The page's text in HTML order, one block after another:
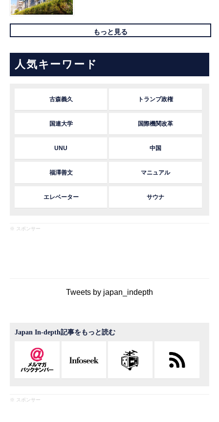
もっと見る
人気キーワード
古森義久 トランプ政権
国連大学 国際機関改革
UNU 中国
福澤善文 マニュアル
エレベーター サウナ
※ スポンサー
Tweets by japan_indepth
Japan In-depth記事をもっと読む
※ スポンサー